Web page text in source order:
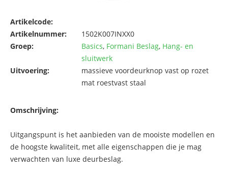
Artikelcode:
Artikelnummer:
1502K007INXX0
Groep:
Basics, Formani Beslag, Hang- en
sluitwerk
Uitvoering:
massieve voordeurknop vast op rozet
mat roestvast staal
Omschrijving:
Uitgangspunt is het aanbieden van de mooiste modellen en
de hoogste kwaliteit, met alle eigenschappen die je mag
verwachten van luxe deurbeslag.